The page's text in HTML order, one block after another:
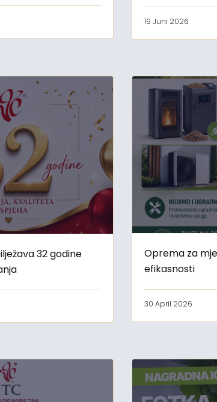
19 Juni 2026
32 godine
Oprema za
efikasnosti
30 April 2026